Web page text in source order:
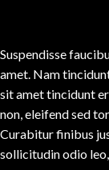
Suspendisse
amet. Nam
sit amet tincidunt
non, eleifend sed
Curabitur finibus
sollicitudin odio